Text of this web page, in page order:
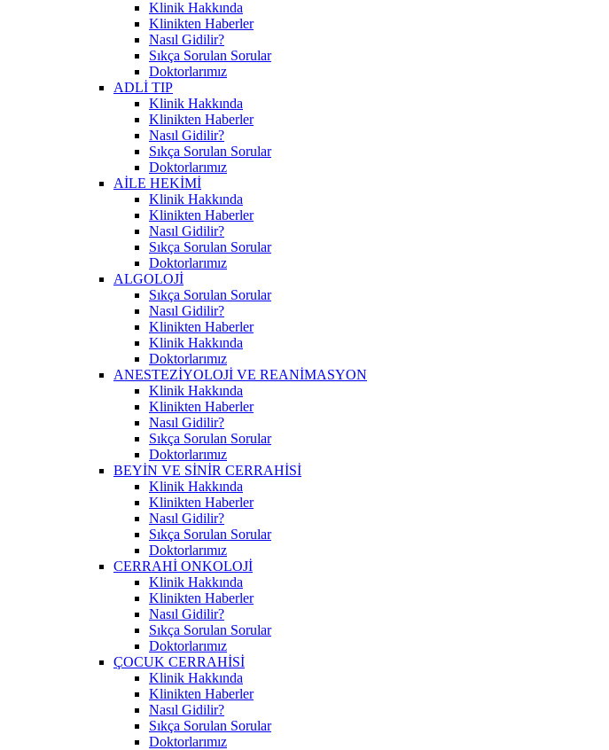
Klinik Hakkında
Klinikten Haberler
Nasıl Gidilir?
Sıkça Sorulan Sorular
Doktorlarımız
ADLİ TIP
Klinik Hakkında
Klinikten Haberler
Nasıl Gidilir?
Sıkça Sorulan Sorular
Doktorlarımız
AİLE HEKİMİ
Klinik Hakkında
Klinikten Haberler
Nasıl Gidilir?
Sıkça Sorulan Sorular
Doktorlarımız
ALGOLOJİ
Sıkça Sorulan Sorular
Nasıl Gidilir?
Klinikten Haberler
Klinik Hakkında
Doktorlarımız
ANESTEZİYOLOJİ VE REANİMASYON
Klinik Hakkında
Klinikten Haberler
Nasıl Gidilir?
Sıkça Sorulan Sorular
Doktorlarımız
BEYİN VE SİNİR CERRAHİSİ
Klinik Hakkında
Klinikten Haberler
Nasıl Gidilir?
Sıkça Sorulan Sorular
Doktorlarımız
CERRAHİ ONKOLOJİ
Klinik Hakkında
Klinikten Haberler
Nasıl Gidilir?
Sıkça Sorulan Sorular
Doktorlarımız
ÇOCUK CERRAHİSİ
Klinik Hakkında
Klinikten Haberler
Nasıl Gidilir?
Sıkça Sorulan Sorular
Doktorlarımız